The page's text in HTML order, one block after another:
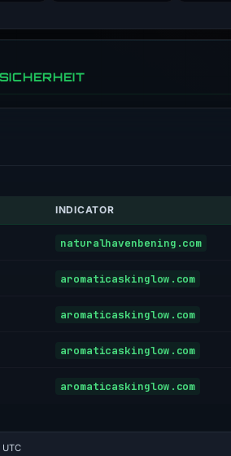
INDICATOR
naturalhavenbening.com
aromaticaskinglow.com
aromaticaskinglow.com
aromaticaskinglow.com
aromaticaskinglow.com